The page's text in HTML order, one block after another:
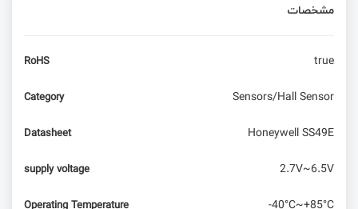
مشخصات
RoHS true
Category Sensors/Hall Sensor
Datasheet Honeywell SS49E
supply voltage 2.7V~6.5V
Operating Temperature